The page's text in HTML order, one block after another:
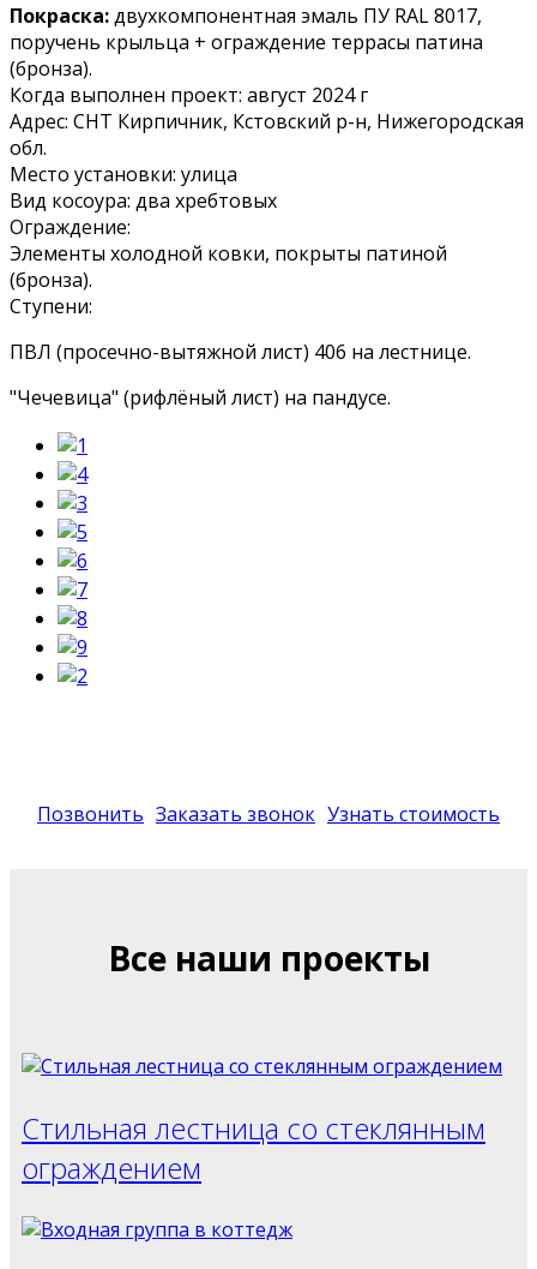
Покраска:двухкомпонентная эмаль ПУ RAL 8017,
поручень крыльца + ограждение террасы патина
(бронза).
Когда выполнен проект: август 2024 г
Адрес: СНТ Кирпичник, Кстовский р-н, Нижегородская
обл.
Место установки: улица
Вид косоура: два хребтовых
Ограждение:
Элементы холодной ковки, покрыты патиной
(бронза).
Ступени:
ПВЛ (просечно-вытяжной лист) 406 на лестнице.
"Чечевица" (рифлёный лист) на пандусе.
Позвонить Заказать звонок Узнать стоимость
Все наши проекты
Стильная лестница со стеклянным
ограждением